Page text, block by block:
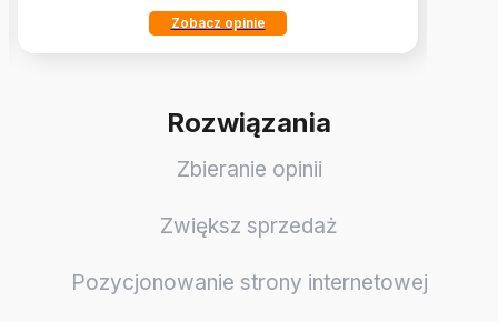
Zobacz opinie
Rozwiązania
Zbieranie opinii
Zwiększ sprzedaż
Pozycjonowanie strony internetowej